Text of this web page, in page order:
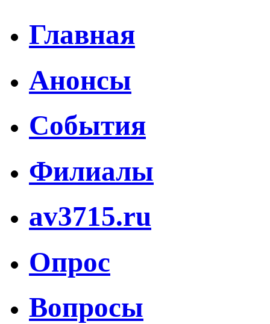
Главная
Анонсы
События
Филиалы
av3715.ru
Опрос
Вопросы